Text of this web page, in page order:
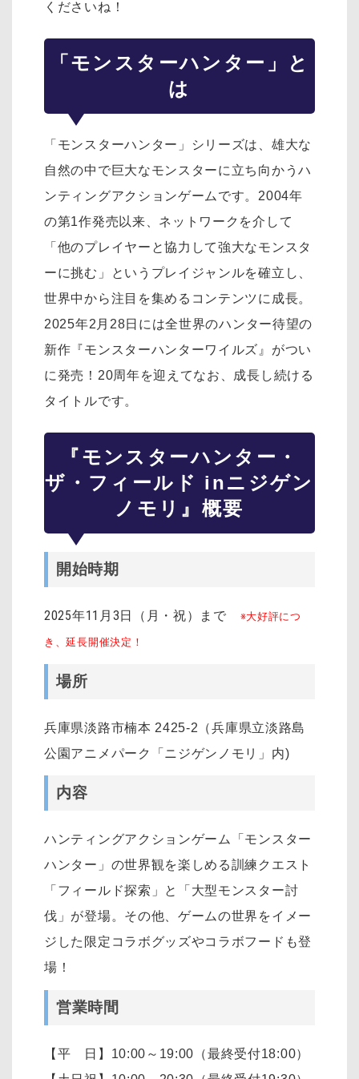
くださいね！
「モンスターハンター」と
は
「モンスターハンター」シリーズは、雄大な
自然の中で巨大なモンスターに立ち向かうハ
ンティングアクションゲームです。2004年
の第1作発売以来、ネットワークを介して
「他のプレイヤーと協力して強大なモンスタ
ーに挑む」というプレイジャンルを確立し、
世界中から注目を集めるコンテンツに成長。
2025年2月28日には全世界のハンター待望の
新作『モンスターハンターワイルズ』がつい
に発売！20周年を迎えてなお、成長し続ける
タイトルです。
『モンスターハンター・
ザ・フィールド inニジゲン
ノモリ』概要
開始時期
2025年11月3日（月・祝）まで ※大好評につ
き、延長開催決定！
場所
兵庫県淡路市楠本 2425-2（兵庫県立淡路島
公園アニメパーク「ニジゲンノモリ」内)
内容
ハンティングアクションゲーム「モンスター
ハンター」の世界観を楽しめる訓練クエスト
「フィールド探索」と「大型モンスター討
伐」が登場。その他、ゲームの世界をイメー
ジした限定コラボグッズやコラボフードも登
場！
営業時間
【平 日】10:00～19:00（最終受付18:00）